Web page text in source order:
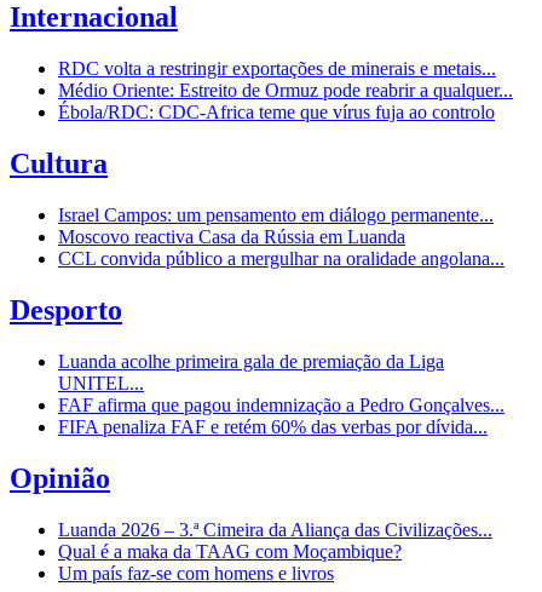
Internacional
RDC volta a restringir exportações de minerais e metais...
Médio Oriente: Estreito de Ormuz pode reabrir a qualquer...
Ébola/RDC: CDC-Africa teme que vírus fuja ao controlo
Cultura
Israel Campos: um pensamento em diálogo permanente...
Moscovo reactiva Casa da Rússia em Luanda
CCL convida público a mergulhar na oralidade angolana...
Desporto
Luanda acolhe primeira gala de premiação da Liga
UNITEL...
FAF afirma que pagou indemnização a Pedro Gonçalves...
FIFA penaliza FAF e retém 60% das verbas por dívida...
Opinião
Luanda 2026 – 3.ª Cimeira da Aliança das Civilizações...
Qual é a maka da TAAG com Moçambique?
Um país faz-se com homens e livros